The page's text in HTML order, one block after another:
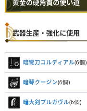
黄金の硬角質の使い道
武器生産・強化に使用
暗彎刀コルディアル(6個)
暗琴クージン(6個)
暗大剣プルガヴル(6個)